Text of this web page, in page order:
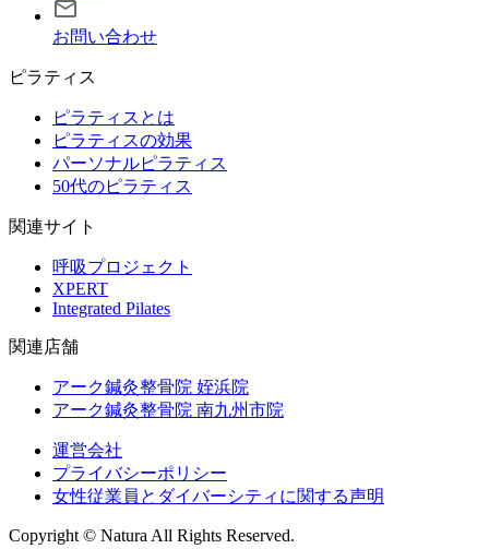
お問い合わせ
ピラティス
ピラティスとは
ピラティスの効果
パーソナルピラティス
50代のピラティス
関連サイト
呼吸プロジェクト
XPERT
Integrated Pilates
関連店舗
アーク鍼灸整骨院 姪浜院
アーク鍼灸整骨院 南九州市院
運営会社
プライバシーポリシー
女性従業員とダイバーシティに関する声明
Copyright © Natura All Rights Reserved.